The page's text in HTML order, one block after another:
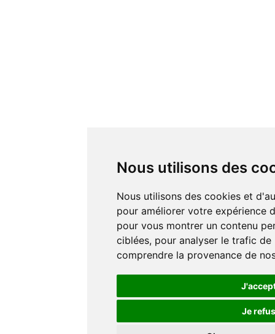
Nous utilisons des
Nous utilisons des cookies et d'autres technologies de suivi
pour améliorer votre expérience
pour vous montrer un contenu
ciblées, pour analyser le trafic
comprendre la provenance de
Je